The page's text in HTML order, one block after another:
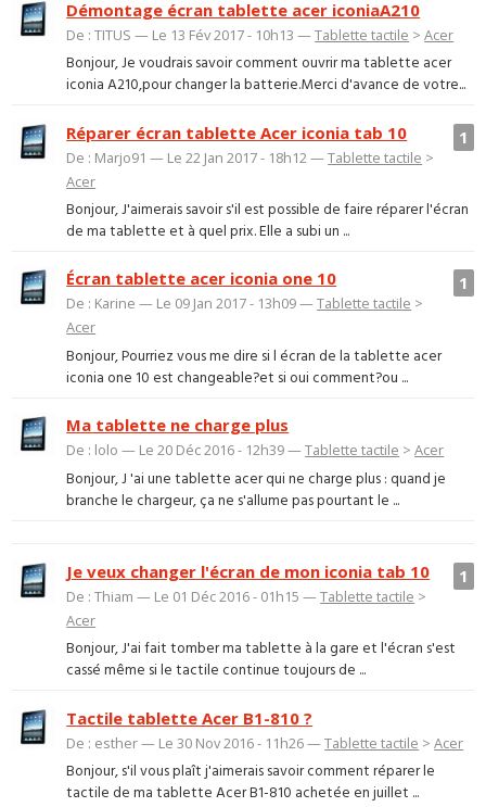
Démontage écran tablette acer iconiaA210
De : TITUS — Le 13 Fév 2017 - 10h13 —Tablette tactile >Acer
Bonjour, Je voudrais savoir comment ouvrir ma tablette acer
iconia A210,pour changer la batterie.Merci d'avance de votre...
1
Réparer écran tablette Acer iconia tab 10
De : Marjo91 — Le 22 Jan 2017 - 18h12 —Tablette tactile >
Acer
Bonjour, J'aimerais savoir s'il est possible de faire réparer l'écran
de ma tablette et à quel prix. Elle a subi un ...
1
Écran tablette acer iconia one 10
De : Karine — Le 09 Jan 2017 - 13h09 —Tablette tactile >
Acer
Bonjour, Pourriez vous me dire si l écran de la tablette acer
iconia one 10 est changeable?et si oui comment?ou ...
Ma tablette ne charge plus
De : lolo — Le 20 Déc 2016 - 12h39 —Tablette tactile >Acer
Bonjour, J 'ai une tablette acer qui ne charge plus : quand je
branche le chargeur, ça ne s'allume pas pourtant le ...
1
Je veux changer l'écran de mon iconia tab 10
De : Thiam — Le 01 Déc 2016 - 01h15 —Tablette tactile >
Acer
Bonjour, J'ai fait tomber ma tablette à la gare et l'écran s'est
cassé même si le tactile continue toujours de ...
Tactile tablette Acer B1-810 ?
De : esther — Le 30 Nov 2016 - 11h26 —Tablette tactile >Acer
Bonjour, s'il vous plaît j'aimerais savoir comment réparer le
tactile de ma tablette Acer B1-810 achetée en juillet ...